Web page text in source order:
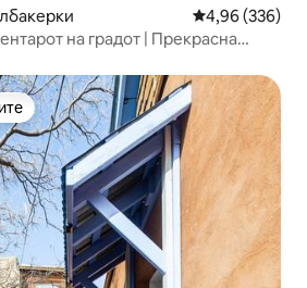
Просечна
4,96 (336)
на градот | Прекрасна
на гостите“